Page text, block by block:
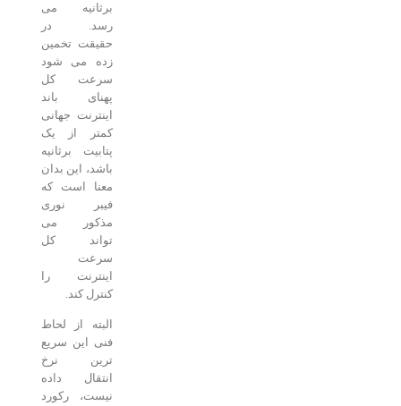
برثانیه می
رسد. در
حقیقت تخمین
زده می شود
سرعت کل
پهنای باند
اینترنت جهانی
کمتر از یک
پتابیت برثانیه
باشد، این بدان
معنا است که
فیبر نوری
مذکور می
تواند کل
اینترنت را
کنترل کند.
البته از لحاط
فنی این سریع
ترین نرخ
انتقال داده
نیست، رکورد